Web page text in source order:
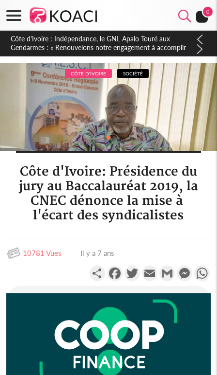
0
Sierra Leone : Un projet de réforme constitutionnelle en
gestation, points clés des amendements, un exclu d'avance
CÔTE D'IVOIRE SOCIÉTÉ
Côte d'Ivoire: Présidence du
jury au Baccalauréat 2019, la
CNEC dénonce la mise à
l'écart des syndicalistes
10781 Vues Il y a 7 ans
PartagerFacebookTwitterEmail Gmail